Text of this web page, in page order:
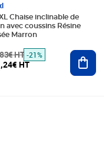
panier
Chaise inclinable de
avec coussins Résine
Marron
HT -21%
,24€ HT